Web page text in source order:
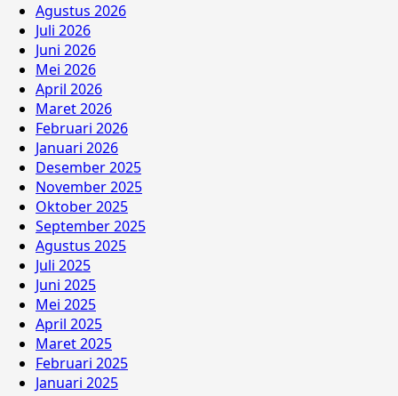
Agustus 2026
Juli 2026
Juni 2026
Mei 2026
April 2026
Maret 2026
Februari 2026
Januari 2026
Desember 2025
November 2025
Oktober 2025
September 2025
Agustus 2025
Juli 2025
Juni 2025
Mei 2025
April 2025
Maret 2025
Februari 2025
Januari 2025